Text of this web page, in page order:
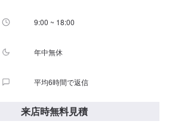
9:00 ~ 18:00
年中無休
平均6時間で返信
来店時無料見積